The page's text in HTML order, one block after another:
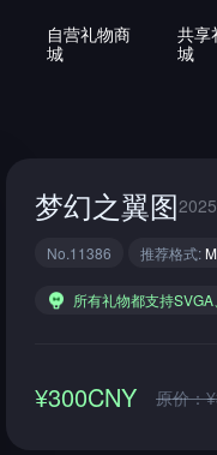
自营礼物商
城
共享
城
梦幻之翼图
No.11386 推荐格式:
所有礼物都支持
¥300CNY 原价：